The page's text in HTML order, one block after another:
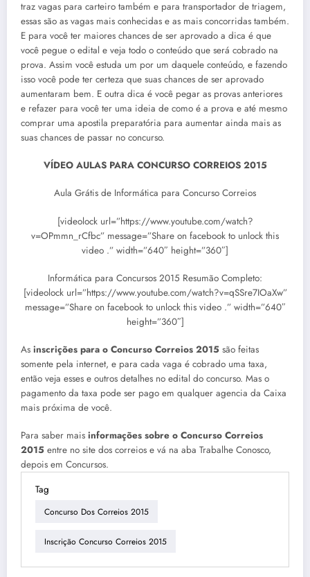
traz vagas para carteiro também e para transportador de triagem,
essas são as vagas mais conhecidas e as mais concorridas também.
E para você ter maiores chances de ser aprovado a dica é que
você pegue o edital e veja todo o conteúdo que será cobrado na
prova. Assim você estuda um por um daquele conteúdo, e fazendo
isso você pode ter certeza que suas chances de ser aprovado
aumentaram bem. E outra dica é você pegar as provas anteriores
e refazer para você ter uma ideia de como é a prova e até mesmo
comprar uma apostila preparatória para aumentar ainda mais as
suas chances de passar no concurso.
VÍDEO AULAS PARA CONCURSO CORREIOS 2015
Aula Grátis de Informática para Concurso Correios
[videolock url=”https://www.youtube.com/watch?
v=OPmmn_rCfbc” message=”Share on facebook to unlock this
video .” width=”640″ height=”360″]
Informática para Concursos 2015 Resumão Completo:
[videolock url=”https://www.youtube.com/watch?v=qSSre7IOaXw”
message=”Share on facebook to unlock this video .” width=”640″
height=”360″]
As inscrições para o Concurso Correios 2015 são feitas
somente pela internet, e para cada vaga é cobrado uma taxa,
então veja esses e outros detalhes no edital do concurso. Mas o
pagamento da taxa pode ser pago em qualquer agencia da Caixa
mais próxima de você.
Para saber mais informações sobre o Concurso Correios
2015 entre no site dos correios e vá na aba Trabalhe Conosco,
depois em Concursos.
Tag
Concurso Dos Correios 2015
Inscrição Concurso Correios 2015